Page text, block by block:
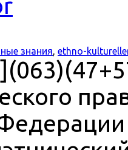
знания, ethno-